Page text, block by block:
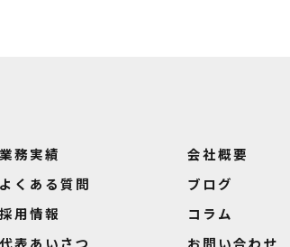
業務実績
よくある質問
採用情報
代表あいさつ
会社概要
ブログ
コラム
お問い合わせ